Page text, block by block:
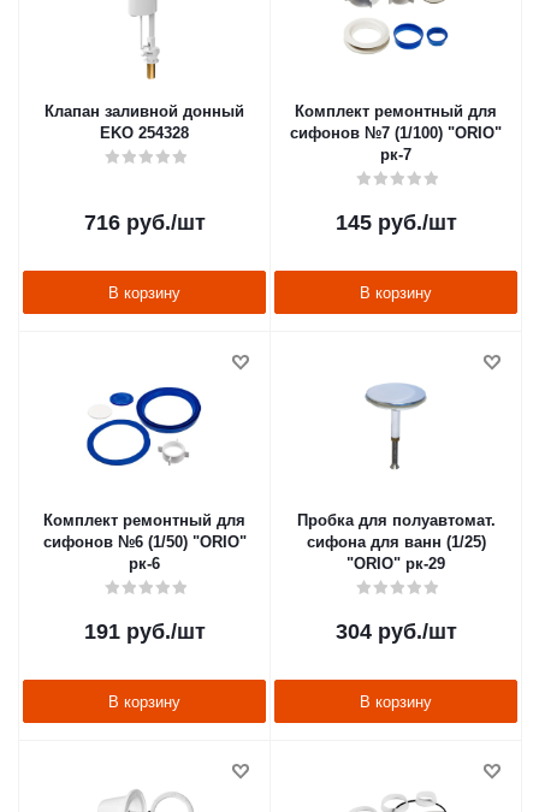
Клапан заливной донный
EKO 254328
716руб./шт
В корзину
Комплект ремонтный для
сифонов №7 (1/100) "ORIO"
рк-7
145руб./шт
В корзину
Комплект ремонтный для
сифонов №6 (1/50) "ORIO"
рк-6
191руб./шт
В корзину
Пробка для полуавтомат.
сифона для ванн (1/25)
"ORIO" рк-29
304руб./шт
В корзину